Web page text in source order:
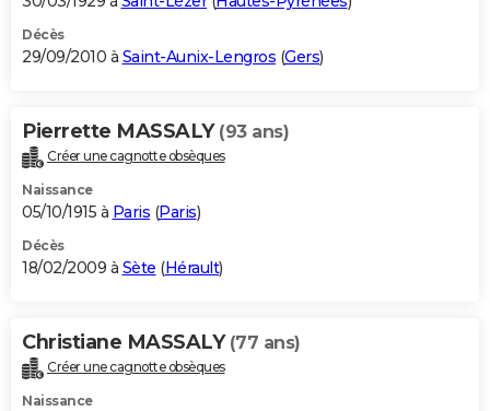
Décès
29/09/2010 à Saint-Aunix-Lengros (Gers)
Pierrette MASSALY (93 ans)
Créer une cagnotte obsèques
Naissance
05/10/1915 à Paris (Paris)
Décès
18/02/2009 à Sète (Hérault)
Christiane MASSALY (77 ans)
Créer une cagnotte obsèques
Naissance